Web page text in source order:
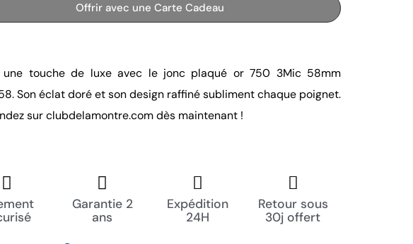
Offrir avec une Carte Cadeau
une touche de luxe avec le jonc plaqué or 750 3Mic 58mm
Son éclat doré et son design raffiné subliment chaque poignet.
sur clubdelamontre.com dès maintenant !
Garantie 2
ans
Expédition
24H
Retour sous
30j offert